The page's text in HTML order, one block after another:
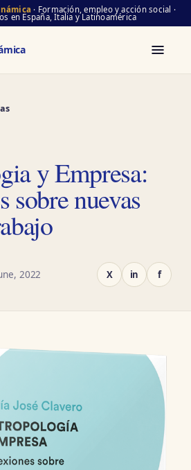
· Formación, empleo y acción social ·
en España, Italia y Latinoamérica
y Empresa:
sobre nuevas
2022 X in f